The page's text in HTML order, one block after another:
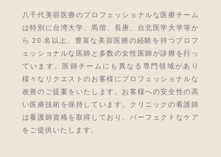
八千代美容医療のプロフェッショナルな医療チーム
は特別に台湾大学、馬偕、長庚、台北医学大学等か
ら 20 名以上、豊富な美容医療の経験を持つプロフ
ェッショナルな医師と多数の女性医師が診療を行っ
ています。医師チームにも異なる専門領域があり
様々なリクエストのお客様にプロフェッショナルな
改善のご提案をいたします。お客様への安全性の高
い医療技術を保持しています。クリニックの看護師
は看護師資格を取得しており、パーフェクトなケア
をご提供いたします。